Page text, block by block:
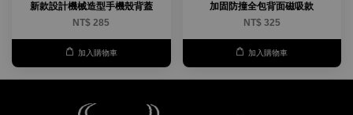
新款設計機械造型手機殼背蓋
NT$ 285
加入購物車
加固防撞全包背面磁吸款
NT$ 325
加入購物車